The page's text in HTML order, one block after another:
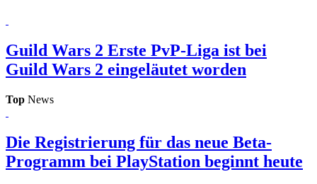
Guild Wars 2 Erste PvP-Liga ist bei
Guild Wars 2 eingeläutet worden
Top News
Die Registrierung für das neue Beta-
Programm bei PlayStation beginnt heute